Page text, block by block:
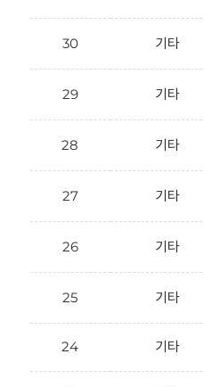
30 기타
29 기타
28 기타
27 기타
26 기타
25 기타
24 기타